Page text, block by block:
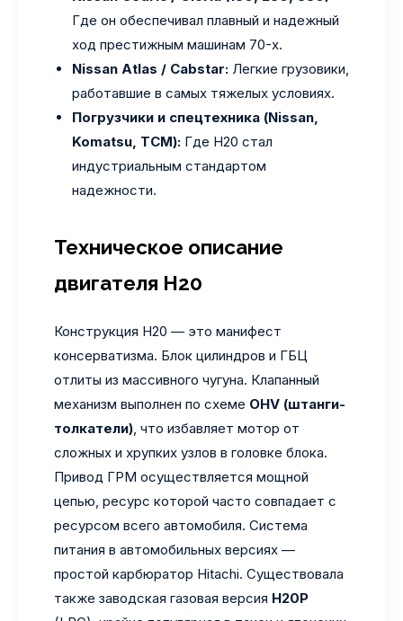
Где он обеспечивал плавный и надежный
ход престижным машинам 70-х.
Nissan Atlas / Cabstar: Легкие грузовики,
работавшие в самых тяжелых условиях.
Погрузчики и спецтехника (Nissan,
Komatsu, TCM): Где H20 стал
индустриальным стандартом
надежности.
Техническое описание
двигателя H20
Конструкция H20 — это манифест
консерватизма. Блок цилиндров и ГБЦ
отлиты из массивного чугуна. Клапанный
механизм выполнен по схеме OHV (штанги-
толкатели), что избавляет мотор от
сложных и хрупких узлов в головке блока.
Привод ГРМ осуществляется мощной
цепью, ресурс которой часто совпадает с
ресурсом всего автомобиля. Система
питания в автомобильных версиях —
простой карбюратор Hitachi. Существовала
также заводская газовая версия H20P